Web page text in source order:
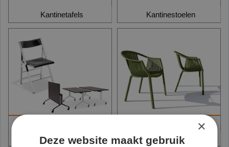
Kantinetafels Kantinestoelen
Vouwtafels en Klapstoelen Terrasstoelen
×
Deze website maakt gebruik